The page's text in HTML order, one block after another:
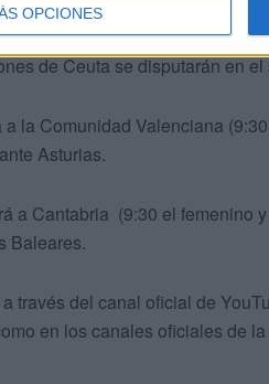
OPCIONES
en el Grupo A, junto a
. Según el calendario oficial
de Ceuta se disputarán en
a la Comunidad Valenciana
Asturias.
a Cantabria (9:30 el femenino
Baleares.
través del canal oficial de
en los canales oficiales de